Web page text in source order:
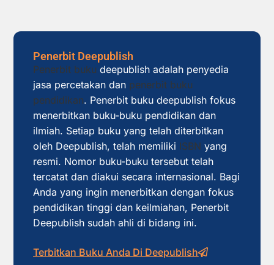
Penerbit Deepublish
Penerbit buku deepublish adalah penyedia
jasa percetakan dan penerbit buku
pendidikan. Penerbit buku deepublish fokus
menerbitkan buku-buku pendidikan dan
ilmiah. Setiap buku yang telah diterbitkan
oleh Deepublish, telah memiliki ISBN yang
resmi. Nomor buku-buku tersebut telah
tercatat dan diakui secara internasional. Bagi
Anda yang ingin menerbitkan dengan fokus
pendidikan tinggi dan keilmiahan, Penerbit
Deepublish sudah ahli di bidang ini.
Terbitkan Buku Anda Di Deepublish